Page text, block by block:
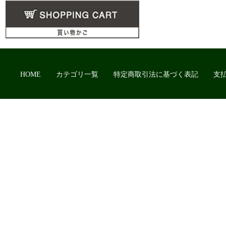
HOME カテゴリ一覧 特定商取引法に基づく表記 支